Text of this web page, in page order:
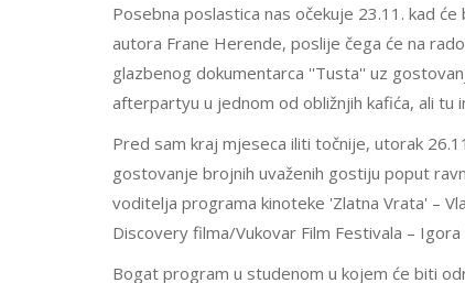
Posebna poslastica nas očekuje 23.11. kad
autora Frane Herende, poslije čega će na
glazbenog dokumentarca ''Tusta'' uz
afterpartyu u jednom od obližnjih kafića, ali
Pred sam kraj mjeseca iliti točnije, utorak
gostovanje brojnih uvaženih gostiju poput
voditelja programa kinoteke 'Zlatna Vrata' –
Discovery filma/Vukovar Film Festivala – Igora
Bogat program u studenom u kojem će biti